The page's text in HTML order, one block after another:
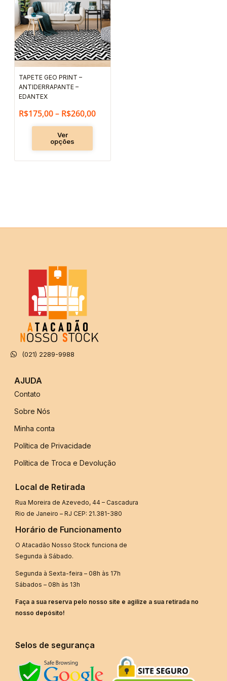
TAPETE GEO PRINT –
ANTIDERRAPANTE –
EDANTEX
R$175,00 – R$260,00
preço:
R$175,00
através
R$260,00
Ver
opções
tem
várias
variantes.
As
opções
podem
na
produto
(021) 2289-9988
AJUDA
Contato
Sobre Nós
Minha conta
Política de Privacidade
Política de Troca e Devolução
Local de Retirada
Rua Moreira de Azevedo, 44 – Cascadura
Rio de Janeiro – RJ CEP: 21.381-380
Horário de Funcionamento
O Atacadão Nosso Stock funciona de
Segunda à Sábado.
Segunda à Sexta-feira – 08h às 17h
Sábados – 08h às 13h
Faça a sua reserva pelo nosso site e agilize a sua retirada no
nosso depósito!
Selos de segurança